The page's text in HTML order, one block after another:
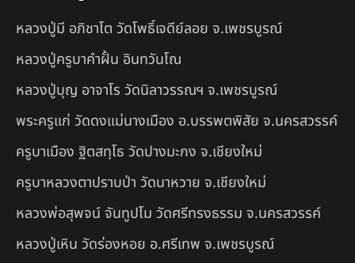
หลวงปู่มี อภิชาโต วัดโพธิ์เจดีย์ลอย จ.เพชรบูรณ์
หลวงปู่ครูบาคำฝั้น อินทวันโณ
หลวงปู่บุญ อาจาโร วัดนิลาวรรณฯ จ.เพชรบูรณ์
พระครูแก่ วัดดงแม่นางเมือง อ.บรรพตพิสัย จ.นครสวรรค์
ครูบาเมือง ฐิตสทฺโธ วัดปางมะกง จ.เชียงใหม่
ครูบาหลวงตาปราบป่า วัดนาหวาย จ.เชียงใหม่
หลวงพ่อสุพจน์ จันทูปโม วัดศรีทรงธรรม จ.นครสวรรค์
หลวงปู่เหิน วัดร่องหอย อ.ศรีเทพ จ.เพชรบูรณ์